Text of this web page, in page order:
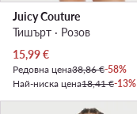
Juicy Couture
Тишърт · Розов
Актуална цена
15,99€
Редовна цена38,86 €-58%
Най-ниска цена18,41 €-13%